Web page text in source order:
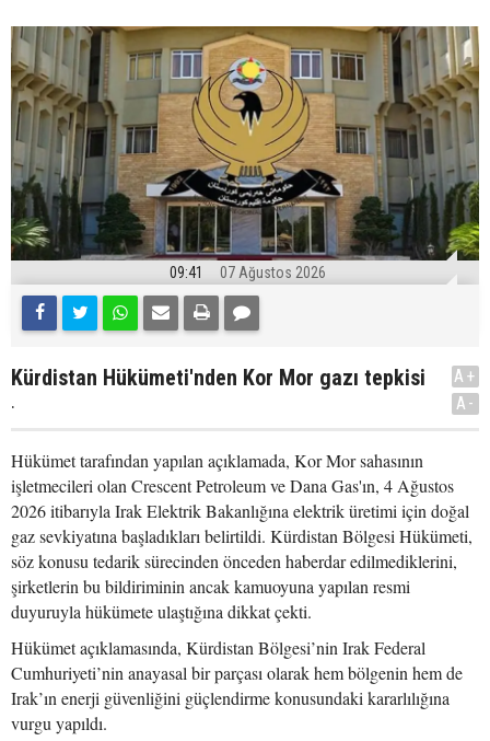
09:41 07 Ağustos 2026
Kürdistan Hükümeti'nden Kor Mor gazı tepkisi
.
A+
A-
Hükümet tarafından yapılan açıklamada, Kor Mor sahasının
işletmecileri olan Crescent Petroleum ve Dana Gas'ın, 4 Ağustos
2026 itibarıyla Irak Elektrik Bakanlığına elektrik üretimi için doğal
gaz sevkiyatına başladıkları belirtildi. Kürdistan Bölgesi Hükümeti,
söz konusu tedarik sürecinden önceden haberdar edilmediklerini,
şirketlerin bu bildiriminin ancak kamuoyuna yapılan resmi
duyuruyla hükümete ulaştığına dikkat çekti.
Hükümet açıklamasında, Kürdistan Bölgesi’nin Irak Federal
Cumhuriyeti’nin anayasal bir parçası olarak hem bölgenin hem de
Irak’ın enerji güvenliğini güçlendirme konusundaki kararlılığına
vurgu yapıldı.